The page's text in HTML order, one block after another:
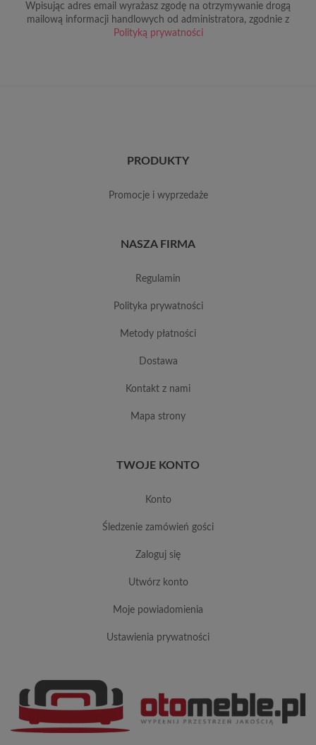
Wpisując adres email wyrażasz zgodę na otrzymywanie drogą
mailową informacji handlowych od administratora, zgodnie z
Polityką prywatności
PRODUKTY
promocje i wyprzedaże
NASZA FIRMA
regulamin
polityka prywatności
metody płatności
dostawa
kontakt z nami
mapa strony
TWOJE KONTO
konto
śledzenie zamówień gości
zaloguj się
utwórz konto
moje powiadomienia
ustawienia prywatności